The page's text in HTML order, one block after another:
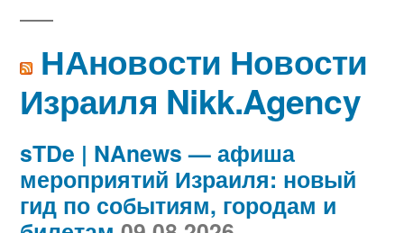
НАновости Новости
Израиля Nikk.Agency
sTDe | NAnews — афиша
мероприятий Израиля: новый
гид по событиям, городам и